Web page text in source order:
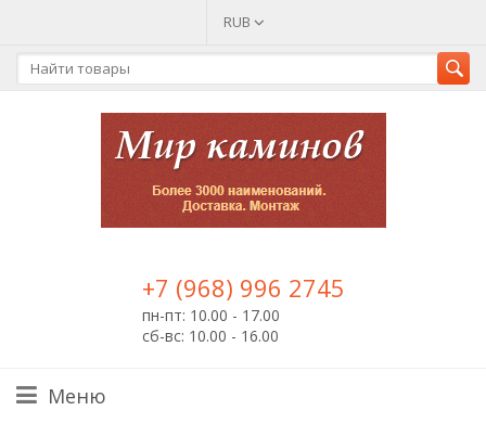
RUB
+7 (968) 996 2745
пн-пт: 10.00 - 17.00
сб-вс: 10.00 - 16.00
Меню